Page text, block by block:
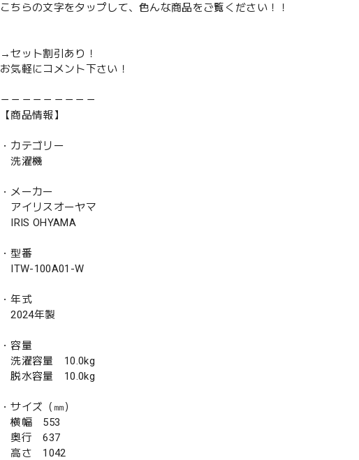
こちらの文字をタップして、色んな商品をご覧ください！！
→セット割引あり！
お気軽にコメント下さい！
－－－－－－－－－
【商品情報】
・カテゴリー
洗濯機
・メーカー
アイリスオーヤマ
IRIS OHYAMA
・型番
ITW-100A01-W
・年式
2024年製
・容量
洗濯容量 10.0kg
脱水容量 10.0kg
・サイズ（㎜）
横幅 553
奥行 637
高さ 1042